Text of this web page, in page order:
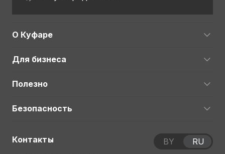
О Куфаре
Для бизнеса
Полезно
Безопасность
Контакты BY RU